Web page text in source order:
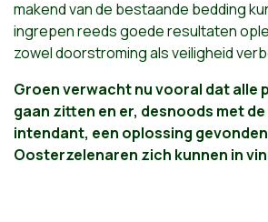
makend van de bestaande bedding
ingrepen reeds goede resultaten
zowel doorstroming als veiligheid
Groen verwacht nu vooral dat alle
gaan zitten en er, desnoods met de
intendant, een oplossing
Oosterzelenaren zich kunnen in